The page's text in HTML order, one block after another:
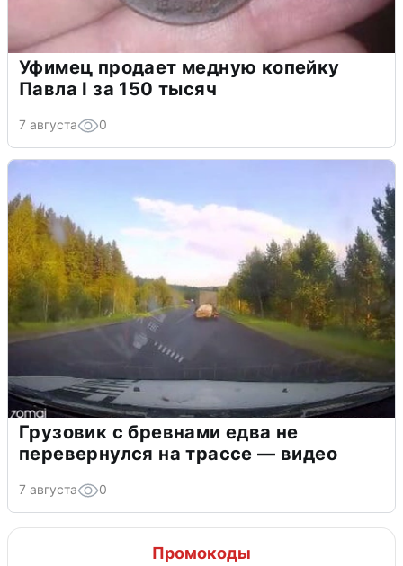
Уфимец продает медную копейку
Павла I за 150 тысяч
7 августа 0
Грузовик с бревнами едва не
перевернулся на трассе — видео
7 августа 0
Промокоды